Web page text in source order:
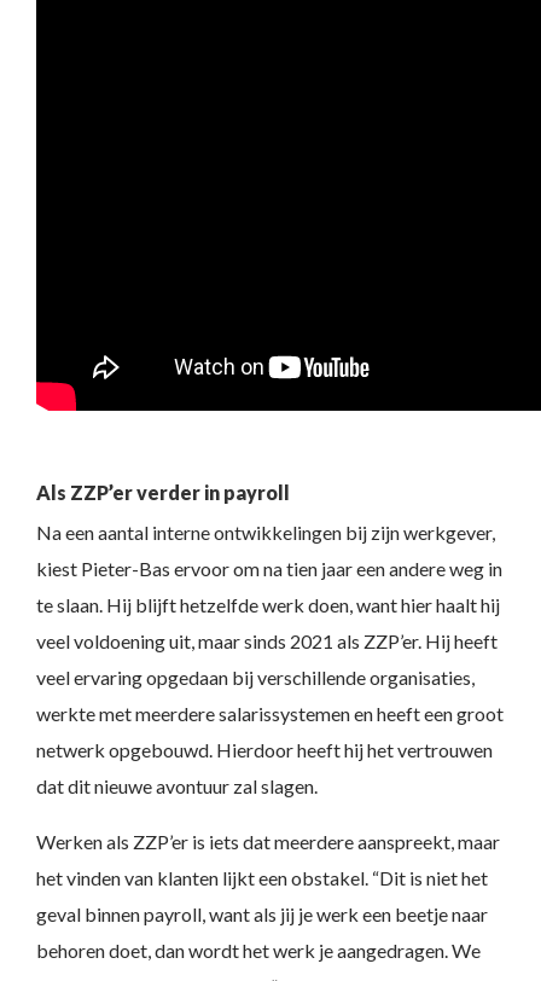
Als ZZP’er verder in payroll
Na een aantal interne ontwikkelingen bij zijn werkgever,
kiest Pieter-Bas ervoor om na tien jaar een andere weg in
te slaan. Hij blijft hetzelfde werk doen, want hier haalt hij
veel voldoening uit, maar sinds 2021 als ZZP’er. Hij heeft
veel ervaring opgedaan bij verschillende organisaties,
werkte met meerdere salarissystemen en heeft een groot
netwerk opgebouwd. Hierdoor heeft hij het vertrouwen
dat dit nieuwe avontuur zal slagen.
Werken als ZZP’er is iets dat meerdere aanspreekt, maar
het vinden van klanten lijkt een obstakel. “Dit is niet het
geval binnen payroll, want als jij je werk een beetje naar
behoren doet, dan wordt het werk je aangedragen. We